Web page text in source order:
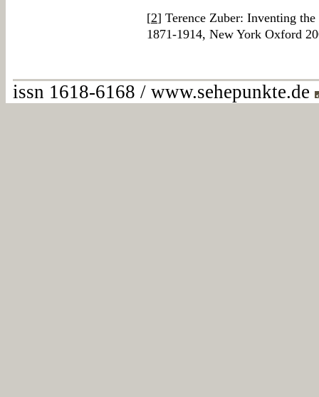
[2] Terence Zuber: Inventing
1871-1914, New York Oxford
issn 1618-6168 / www.sehepunkte.de